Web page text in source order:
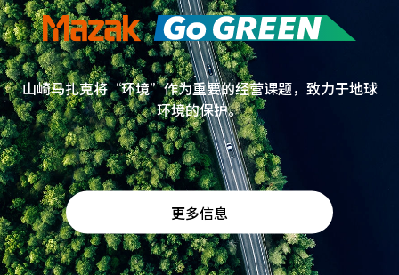
山崎马扎克将“环境”作为重要的经营课题，致力于地球
环境的保护。
更多信息